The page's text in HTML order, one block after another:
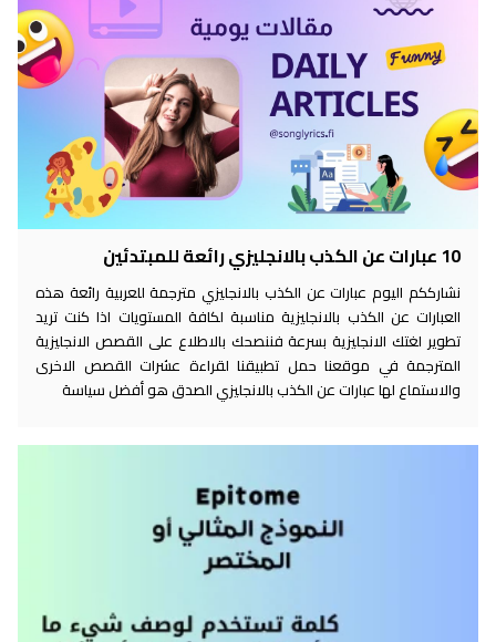
10 عبارات عن الكذب بالانجليزي رائعة للمبتدئين
نشارككم اليوم عبارات عن الكذب بالانجليزي مترجمة للعربية رائعة هذه
العبارات عن الكذب بالانجليزية مناسبة لكافة المستويات اذا كنت تريد
تطوير لغتك الانجليزية بسرعة فننصحك بالاطلاع على القصص الانجليزية
المترجمة في موقعنا حمل تطبيقنا لقراءة عشرات القصص الاخرى
والاستماع لها عبارات عن الكذب بالانجليزي الصدق هو أفضل سياسة